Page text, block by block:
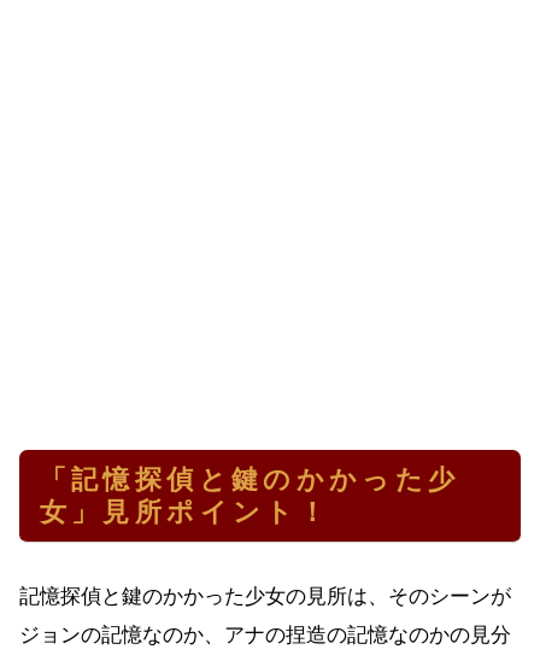
「記憶探偵と鍵のかかった少
女」見所ポイント！
記憶探偵と鍵のかかった少女の見所は、そのシーンが
ジョンの記憶なのか、アナの捏造の記憶なのかの見分